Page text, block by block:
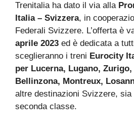
Trenitalia ha dato il via alla
Italia – Svizzera, in
Federali Svizzere. L’offerta è
aprile 2023 ed è dedicata a
sceglieranno i treni Eurocity
per Lucerna, Lugano,
Bellinzona, Montreux,
altre destinazioni Svizzere,
seconda classe.